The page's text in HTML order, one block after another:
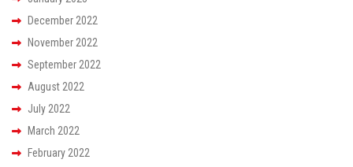
December 2022
November 2022
September 2022
August 2022
July 2022
March 2022
February 2022